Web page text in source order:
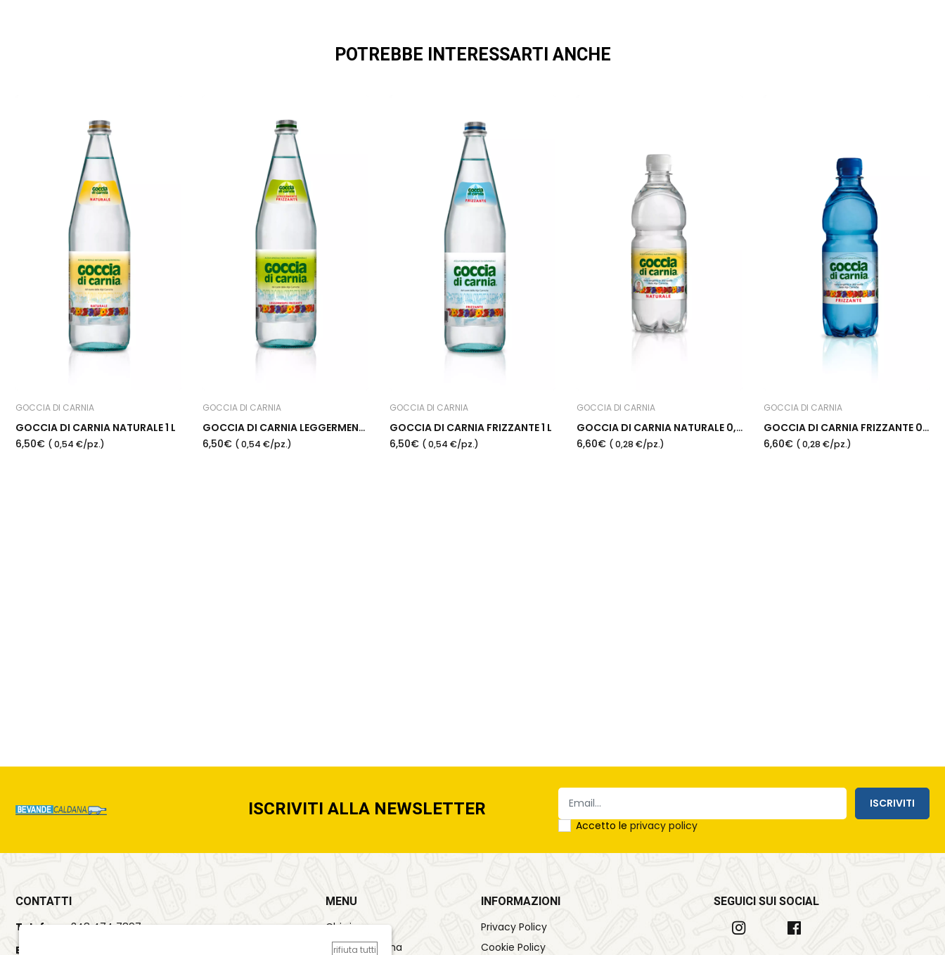
POTREBBE INTERESSARTI ANCHE
GOCCIA DI CARNIA
GOCCIA DI CARNIA NATURALE 1 L
6,50€ ( 0,54 €/pz.)
GOCCIA DI CARNIA
GOCCIA DI CARNIA LEGGERMENTE 1 L
6,50€ ( 0,54 €/pz.)
GOCCIA DI CARNIA
GOCCIA DI CARNIA FRIZZANTE 1 L
6,50€ ( 0,54 €/pz.)
GOCCIA DI CARNIA
GOCCIA DI CARNIA NATURALE 0,5 L - Plastica
6,60€ ( 0,28 €/pz.)
GOCCIA DI CARNIA
GOCCIA DI CARNIA FRIZZANTE 0,5 L - Plastica
6,60€ ( 0,28 €/pz.)
ISCRIVITI ALLA NEWSLETTER
ISCRIVITI
Accetto leprivacy policy
CONTATTI
Telefono: 348 474 7897
Email:
MENU
Chi siamo
Come funziona
INFORMAZIONI
Privacy Policy
Cookie Policy
SEGUICI SUI SOCIAL
rifiuta tutti